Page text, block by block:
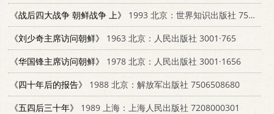
《战后四大战争 朝鲜战争 上》
1993 北京：世界知识出版社 7501205523
《刘少奇主席访问朝鲜》
1963 北京：人民出版社 3001·765
《华国锋主席访问朝鲜》
1978 北京：人民出版社 3001·1656
《四十年后的报告》
1988 北京：解放军出版社 7506508680
《五四后三十年》
1989 上海：上海人民出版社 7208000301